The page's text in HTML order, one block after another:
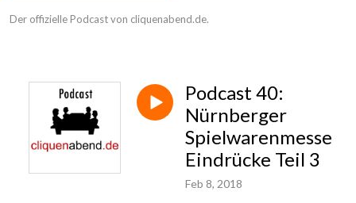
Der offizielle Podcast von cliquenabend.de.
Podcast 40:
Nürnberger
Spielwarenmesse
Eindrücke Teil 3
Feb 8, 2018